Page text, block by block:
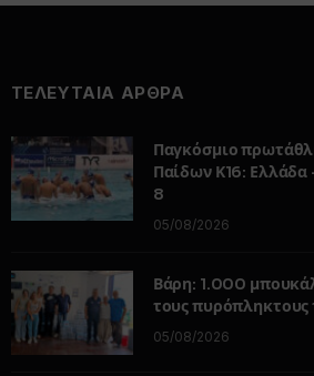
ΤΕΛΕΥΤΑΙΑ ΑΡΘΡΑ
Παγκόσμιο
Παίδων Κ16: Ελλάδα
8
05/08/2026
Βάρη: 1.000
τους πυρόπληκτους
05/08/2026